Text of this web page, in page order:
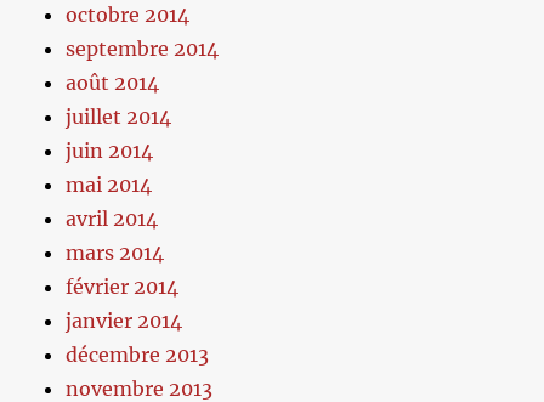
octobre 2014
septembre 2014
août 2014
juillet 2014
juin 2014
mai 2014
avril 2014
mars 2014
février 2014
janvier 2014
décembre 2013
novembre 2013